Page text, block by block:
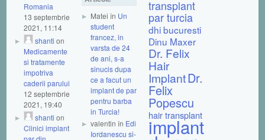
Romania
13 septembrie
2021, 11:14
shanti on
Medicamente
si tratamente
impotriva
caderii parului
12 septembrie
2021, 19:40
shanti on
Clinici implant
Matei în Un
student
francez, in
varsta de 24
de ani, s-a
sinucis dupa
ce a facut un
implant de par
pentru barba
in Turcia!
valentin în Edi
Iordanescu si-
transplant
par turcia
dhi bucuresti
Dinu Maxer
Dr. Felix
Hair
ImplantDr.
Felix
Popescu
hair transplant
implant